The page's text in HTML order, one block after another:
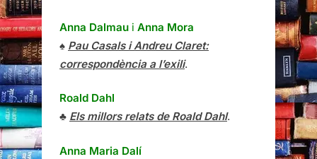
Anna Dalmau i Anna Mora
♠ Pau Casals i Andreu Claret:
correspondència a l’exili.
Roald Dahl
♣ Els millors relats de Roald Dahl.
Anna Maria Dalí